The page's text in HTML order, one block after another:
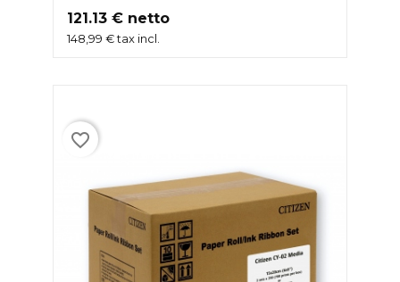
Cena
121.13 € netto
148,99 € tax incl.
favorite_border